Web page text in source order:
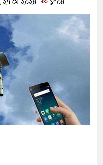
২৭ মে ২০২৪
১৭০৪